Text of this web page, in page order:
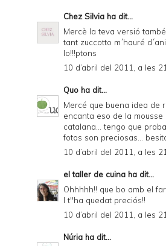
Chez Silvia ha dit...
Mercè la teva versió
tant zuccotto m´hauré
lo!!!ptons
10 d’abril del 2011, a les
Quo ha dit...
Mercé que buena idea de
encanta eso de la mousse
catalana... tengo que
fotos son preciosas...
10 d’abril del 2011, a les
el taller de cuina ha dit...
Ohhhhh!! que bo amb el
I t''ha quedat preciós!!
10 d’abril del 2011, a les
Núria ha dit...